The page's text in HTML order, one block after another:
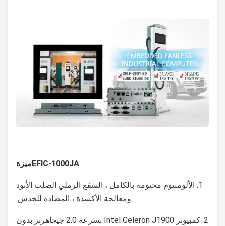
EFIC-1000JAميزة
1. الألومنيوم مختومة بالكامل ، السفع الرملي الصلب الأنود
ومعالجة الأكسدة ، المضادة للخدش.
2. كمبيوتر Intel Celeron J1900 بسرعة 2.0 جيجاهرتز بدون